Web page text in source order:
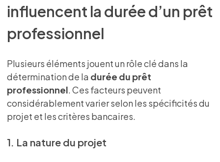
influencent la durée d’un prêt
professionnel
Plusieurs éléments jouent un rôle clé dans la
détermination de la durée du prêt
professionnel. Ces facteurs peuvent
considérablement varier selon les spécificités du
projet et les critères bancaires.
1. La nature du projet